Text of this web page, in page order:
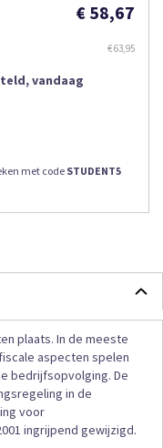
€ 58,67
€ 63,95
vandaag
met codeSTUDENT5
plaats. In de meeste
aspecten spelen
bedrijfsopvolging. De
in de
voor
ingrijpend gewijzigd.